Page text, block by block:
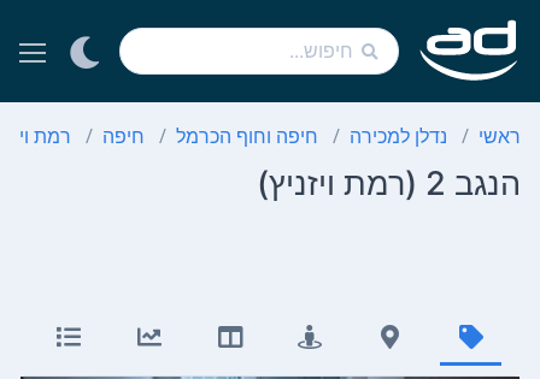
ראשי נדלן למכירה חיפה וחוף הכרמל חיפה רמת
הנגב 2 (רמת ויזניץ)